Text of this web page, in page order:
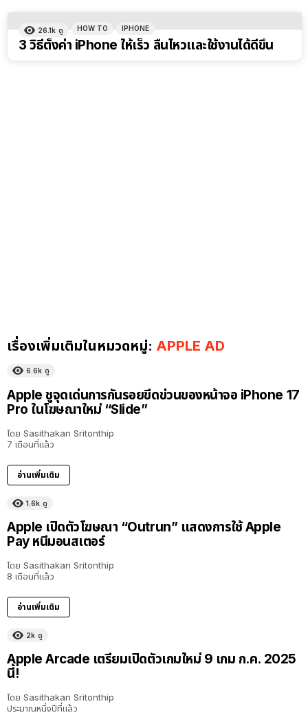
26.1k ดู HOW TO IPHONE
3 วิธีตั้งค่า iPhone ให้เร็ว ลื่นไหวและใช้งานได้ดีขึ้น
เรื่องเพิ่มเติมในหมวดหมู่: APPLE AD
6.6k ดู
Apple ชูจุดเด่นการกันรอยขีดข่วนของหน้าจอ iPhone 17
Pro ในโฆษณาใหม่ “Slide”
โดย Sasithakan Sritonthip
7 เดือนที่แล้ว
อ่านเพิ่มเติม
1.6k ดู
Apple เปิดตัวโฆษณา “Outrun” แสดงการใช้ Apple
Pay หนีมอนสเตอร์
โดย Sasithakan Sritonthip
8 เดือนที่แล้ว
อ่านเพิ่มเติม
2k ดู
Apple Arcade เตรียมเปิดตัวเกมใหม่ 9 เกม ก.ค. 2025
นี้!
โดย Sasithakan Sritonthip
ประมาณหนึ่งปีที่แล้ว